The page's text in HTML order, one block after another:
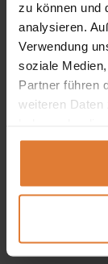
zu können und
analysieren.
Verwendung
soziale
Partner führen
weiteren Daten
gesammelt
Abmessungen:
Breite:273
Höhe:93 cm
Sitztiefe:60